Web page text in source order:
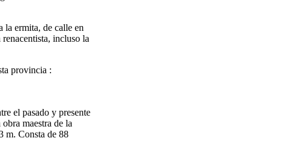
la ermita, de calle en
incluso la
provincia :
el pasado y presente
maestra de la
m. Consta de 88